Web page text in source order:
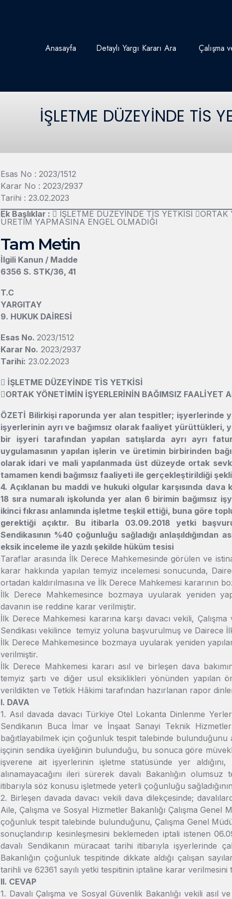
Anasayfa Detaylı Yargı Kararı Ara
Çalışma
İŞLETME DÜZEYİNDE TİS
Esas No : 2023/1512
Karar No : 2023/2937
Tarihi : 23.02.2023
Ek Başlıklar :  İŞLETME DÜZEYİNDE TİS YETKİSİ
ÜRETİM YAPMASINA ENGEL OLMADIĞI
Tam Metin
İlgili Kanun / Madde
6356 S. STK/36, 41
T.C
YARGITAY
9. HUKUK DAİRESİ
Esas No. 2023/1512
Karar No. 2023/2937
Tarihi: 23.02.2023
 İŞLETME DÜZEYİNDE TİS YETKİSİ
ORTAK YÖNETİMİN İŞYERLERİNİN BAĞIMSIZ FAALİYET
ÖZETİ Bilirkişi raporunda yer alan tespitler; işyerlerinde
işyerlerinin ayrı ve bağımsız olarak faaliyet yürüttükleri,
bir işyeri tarafından yapılan satışlarda ayrı ayrı
uygulamasının yapılan işlerin ve üretimin birbirinden
olarak idari ve mali yapılanmada üst düzeyde ortak
tamamen kendi bağımsız faaliyeti ile gerçekleştirildiği
4. Açıklanan bu maddi ve hukuki olgular karşısında
18 sıra numaralı işkolunda yer alan 6 birimin bağımsız
ikinci fıkrası anlamında işletme teşkil ettiği, buna göre
gerektiği açıktır. Bu itibarla 03.09.2018 yetki
Sendikasının %40 çoğunluğu sağladığı
eksik inceleme ile yazılı şekilde hüküm tesisi
Taraflar arasında İlk Derece Mahkemesinde görülen ve
karar hakkında yapılan temyiz incelemesi sonucunda,
ortadan kaldırılmasına ve İlk Derece Mahkemesi kararının
İlk Derece Mahkemesince bozmaya uyularak yeniden
davanın ise reddine karar verilmiştir.
İlk Derece Mahkemesi kararına karşı davacı vekili,
Sendikası vekilince temyiz yoluna başvurulmuş ve Dairece
İlk Derece Mahkemesince bozmaya uyularak yeniden
verilmiştir.
İlk Derece Mahkemesi kararı asıl ve birleşen dava
temyiz şartı ve diğer usul eksiklikleri yönünden yapılan
verildikten ve Tetkik Hâkimi tarafından hazırlanan rapor
I. DAVA
1. Asıl davada davacı Türkiye Otel Lokanta Dinlenme
Sendikanın Buca İmar ve İnşaat Sanayi Teknik
bağıtlayabilmek için çoğunluk tespit talebinde bulunduğunu
işçinin sendika üyeliğinin bulunduğu, bu sonuca göre
işverene ait işyerlerinin işletme statüsünde yer
alınamayacağını ileri sürerek davalı Bakanlığın
itibarıyla söz konusu işletmede yeterli çoğunluğu
2. Birleşen davada davacı vekili dava dilekçesinde;
Aile, Çalışma ve Sosyal Hizmetler Bakanlığı Çalışma
çoğunluk tespit talebinde bulunduğunu, Çalışma Genel
sonuçlandırıp kesinleşmesini beklemeden iptali istenen
davalı Sendikanın müracaat tarihi itibarıyla işyerlerinde
Bakanlığın çoğunluk tespitinde dikkate aldığı çalışan
tarihli ve 62361 sayılı yetki tespitinin iptaline karar verilmesini
II. CEVAP
1. Davalı Çalışma ve Sosyal Güvenlik Bakanlığı vekili asıl